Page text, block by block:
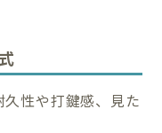
性や打鍵感、見た